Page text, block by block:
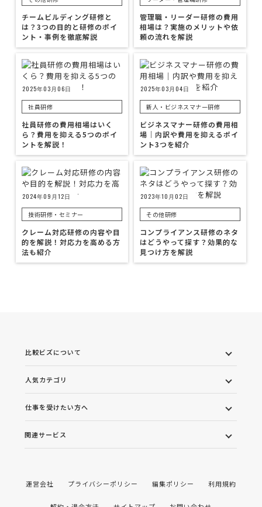
チームビルディング研修と
は？3つの目的と研修のポイ
ント・事例を徹底解説
管理職・リーダー研修の費用
相場は？実施のメリットや依
頼の流れを解説
2025年03月06日
社員研修
社員研修の費用相場はいく
ら？費用を抑える5つのポイ
ントを解説！
2025年03月04日
新人・ビジネスマナー研修
ビジネスマナー研修の費用相
場｜内訳や費用を抑えるポイ
ント3つを紹介
2024年09月12日
技術研修・セミナー
クレーム対応研修の内容や目
的を解説！対応力を高める方
法も紹介
2023年10月02日
その他研修
コンプライアンス研修のネタ
はどうやって探す？効果的な
見つけ方を解説
比較ビズについて
人気カテゴリ
仕事を受けたい方へ
関連サービス
運営会社 プライバシーポリシー 編集ポリシー 利用規約